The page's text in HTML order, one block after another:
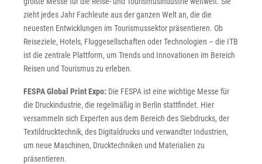
zieht jedes Jahr Fachleute aus der ganzen Welt an, die die
neuesten Entwicklungen im Tourismussektor präsentieren. Ob
Reiseziele, Hotels, Fluggesellschaften oder Technologien – die ITB
ist die zentrale Plattform, um Trends und Innovationen im Bereich
Reisen und Tourismus zu erleben.
FESPA Global Print Expo: Die FESPA ist eine wichtige Messe für
die Druckindustrie, die regelmäßig in Berlin stattfindet. Hier
versammeln sich Experten aus dem Bereich des Siebdrucks, der
Textildrucktechnik, des Digitaldrucks und verwandter Industrien,
um neue Maschinen, Drucktechniken und Materialien zu
präsentieren.